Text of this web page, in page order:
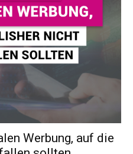
Werbung, auf die